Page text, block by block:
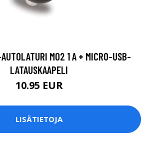
M02 1 A + MICRO-USB-
LATAUSKAAPELI
10.95 EUR
LISÄTIETOJA